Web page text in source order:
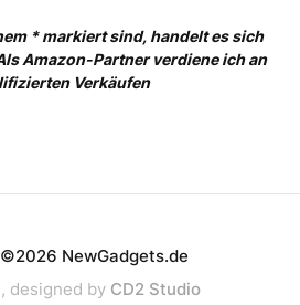
* markiert sind, handelt es sich
Amazon-Partner verdiene ich an
Verkäufen
NewGadgets.de
designed by CD2 Studio